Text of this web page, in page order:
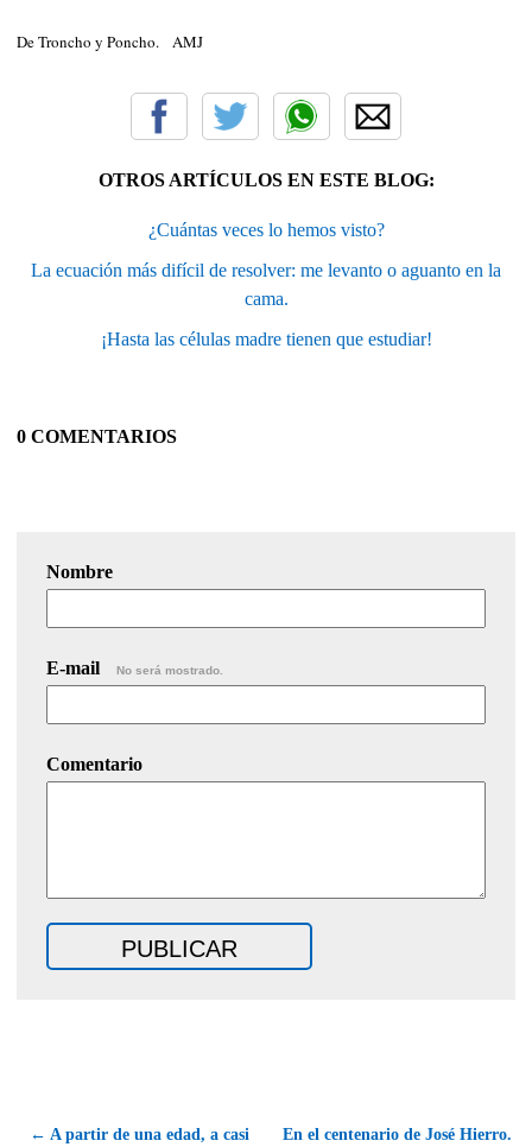
De Troncho y Poncho. AMJ
OTROS ARTÍCULOS EN ESTE BLOG:
¿Cuántas veces lo hemos visto?
La ecuación más difícil de resolver: me levanto o aguanto en la
cama.
¡Hasta las células madre tienen que estudiar!
0 COMENTARIOS
Nombre
E-mail No será mostrado.
Comentario
← A partir de una edad, a casi En el centenario de José Hierro.